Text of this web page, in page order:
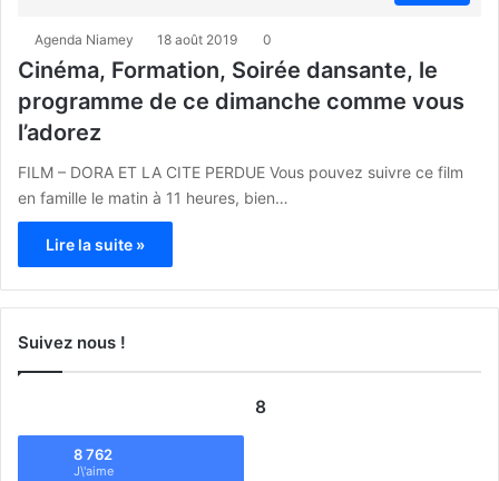
Agenda Niamey 18 août 2019 0
Cinéma, Formation, Soirée dansante, le
programme de ce dimanche comme vous
l’adorez
FILM – DORA ET LA CITE PERDUE Vous pouvez suivre ce film
en famille le matin à 11 heures, bien…
Lire la suite »
Suivez nous !
8
8 762
J\'aime